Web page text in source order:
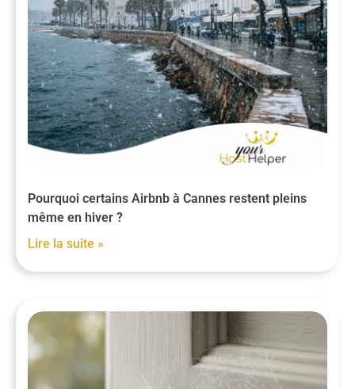
Pourquoi certains Airbnb à Cannes restent pleins
même en hiver ?
Lire la suite »